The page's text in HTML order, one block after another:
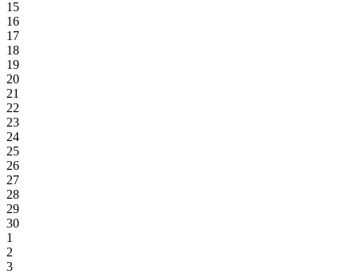
15
16
17
18
19
20
21
22
23
24
25
26
27
28
29
30
1
2
3